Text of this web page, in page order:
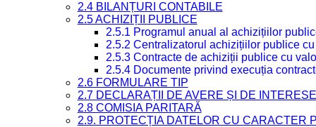
2.4 BILANȚURI CONTABILE
2.5 ACHIZIȚII PUBLICE
2.5.1 Programul anual al achizițiilor
2.5.2 Centralizatorul achizițiilor publice
2.5.3 Contracte de achiziții publice cu
2.5.4 Documente privind execuția
2.6 FORMULARE TIP
2.7 DECLARAȚII DE AVERE ȘI DE INTERESE
2.8 COMISIA PARITARĂ
2.9. PROTECȚIA DATELOR CU CARACTER